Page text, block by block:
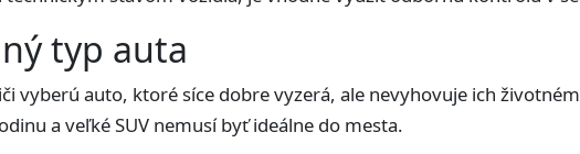
typ auta
vyberú auto, ktoré síce dobre vyzerá, ale nevyhovuje ich
a veľké SUV nemusí byť ideálne do mesta.